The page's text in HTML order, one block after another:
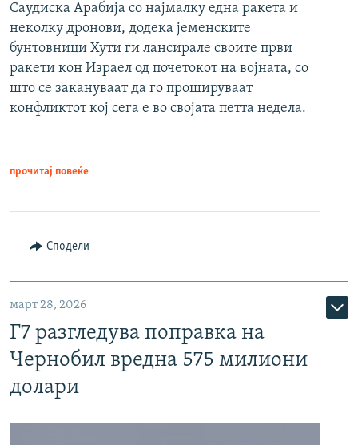
Саудиска Арабија со најмалку една ракета и
неколку дронови, додека јеменските
бунтовници Хути ги лансирале своите први
ракети кон Израел од почетокот на војната, со
што се закануваат да го прошируваат
конфликтот кој сега е во својата петта недела.
прочитај повеќе
Сподели
март 28, 2026
Г7 разгледува поправка на
Чернобил вредна 575 милиони
долари